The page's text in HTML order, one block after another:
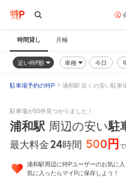
時間貸し 月極
近い特P順 車種 今日
駐車場予約の特P 浦和駅 近くの安い駐車
駐車場が50件見つかりました！
浦和駅 周辺の安い駐
最大料金24時間 500円
浦和駅周辺に特Pユーザーのお気に入
気に入ったらマイPに保存しよう！